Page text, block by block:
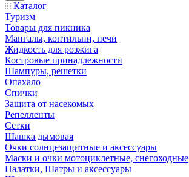
Каталог
Туризм
Товары для пикника
Мангалы, коптильни, печи
Жидкость для розжига
Костровые принадлежности
Шампуры, решетки
Опахало
Спички
Защита от насекомых
Репелленты
Сетки
Шашка дымовая
Очки солнцезащитные и аксессуары
Маски и очки мотоциклетные, снегоходные
Палатки, Шатры и аксессуары